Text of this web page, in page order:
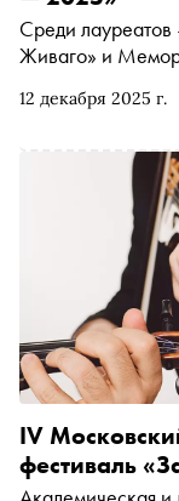
12 декабря 2025 г.
Среди
Живаго» и
IV
фестиваль